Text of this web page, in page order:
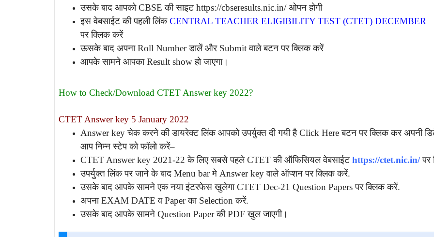
उसके बाद आपको CBSE की साइट https://cbseresults.nic.in/ ओपन होगी
इस वेबसाईट की पहली लिंकCENTRAL TEACHER ELIGIBILITY TEST (CTET) DECEMBER –
पर क्लिक करें
ऊसके बाद अपना Roll Number डालें और Submit वाले बटन पर क्लिक करें
आपके सामने आपका Result show हो जाएगा।
How to Check/Download CTET Answer key 2022?
CTET Answer key 5 January 2022
Answer key चेक करने की डायरेक्ट लिंक आपको उपर्युक्त दी गयी है Click Here बटन पर क्लिक कर अपनी
आप निम्न स्टेप को फॉलो करें–
CTET Answer key 2021-22 के लिए सबसे पहले CTET की ऑफिसियल वेबसाईट https://ctet.nic.in/पर
उपर्युक्त लिंक पर जाने के बाद Menu bar मे Answer key वाले ऑप्शन पर क्लिक करें.
उसके बाद आपके सामने एक नया इंटरफेस खुलेगा CTET Dec-21 Question Papers पर क्लिक करें.
अपना EXAM DATE व Paper का Selection करें.
उसके बाद आपके सामने Question Paper की PDF खुल जाएगी।